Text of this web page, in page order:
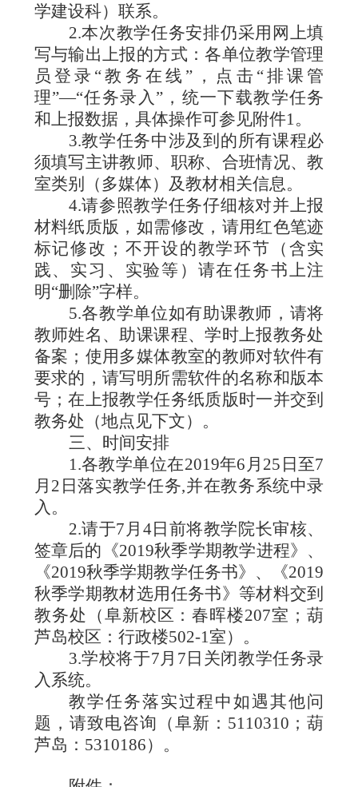
学建设科）联系。
2.本次教学任务安排仍采用网上填
写与输出上报的方式：各单位教学管理
员登录“教务在线”，点击“排课管
理”―“任务录入”，统一下载教学任务
和上报数据，具体操作可参见附件1 。
3.教学任务中涉及到的所有课程必
须填写主讲教师、职称、合班情况、教
室类别（多媒体）及教材相关信息。
4.请参照教学任务仔细核对并上报
材料纸质版，如需修改，请用红色笔迹
标记修改；不开设的教学环节（含实
践、实习、实验等）请在任务书上注
明“删除”字样。
5.各教学单位如有助课教师，请将
教师姓名、助课课程、学时上报教务处
备案；使用多媒体教室的教师对软件有
要求的，请写明所需软件的名称和版本
号；在上报教学任务纸质版时一并交到
教务处（地点见下文）。
三、时间安排
1.各教学单位在2019年6 月 25 日至7
月 2 日落实教学任务,并在教务系统中录
入。
2.请于7 月 4日前将教学院长审核、
签章后的《2019秋季学期教学进程》、
《2019秋季学期教学任务书》、《2019
秋季学期教材选用任务书》等材料交到
教务处（阜新校区：春晖楼207室；葫
芦岛校区：行政楼502-1 室）。
3.学校将于7 月 7 日关闭教学任务录
入系统。
教学任务落实过程中如遇其他问
题，请致电咨询（阜新： 5110310 ；葫
芦岛： 5310186）。